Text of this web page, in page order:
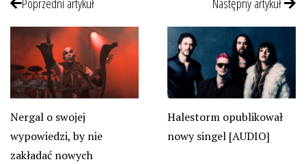
Nergal o swojej
wypowiedzi, by nie
zakładać nowych
Halestorm opublikował
nowy singel [AUDIO]